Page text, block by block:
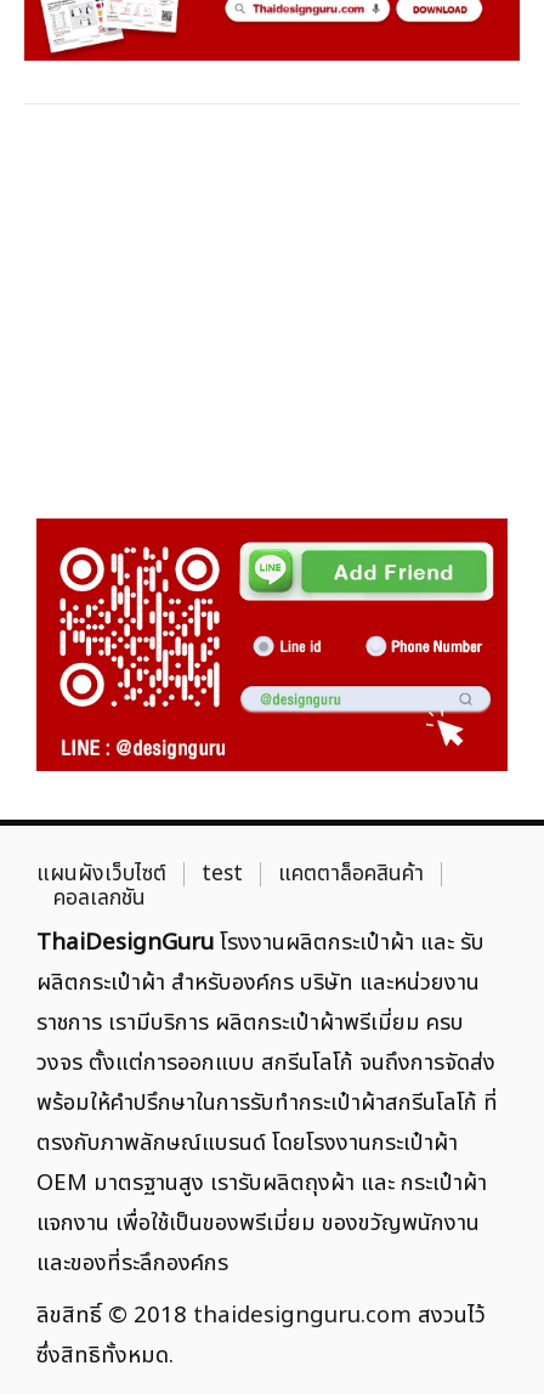
แผนผังเว็บไซต์ test แคตตาล็อคสินค้า
คอลเลกชัน
ThaiDesignGuruโรงงานผลิตกระเป๋าผ้า และ รับ
ผลิตกระเป๋าผ้า สำหรับองค์กร บริษัท และหน่วยงาน
ราชการ เรามีบริการ ผลิตกระเป๋าผ้าพรีเมี่ยม ครบ
วงจร ตั้งแต่การออกแบบ สกรีนโลโก้ จนถึงการจัดส่ง
พร้อมให้คำปรึกษาในการรับทำกระเป๋าผ้าสกรีนโลโก้ ที่
ตรงกับภาพลักษณ์แบรนด์ โดยโรงงานกระเป๋าผ้า
OEM มาตรฐานสูง เรารับผลิตถุงผ้า และ กระเป๋าผ้า
แจกงาน เพื่อใช้เป็นของพรีเมี่ยม ของขวัญพนักงาน
และของที่ระลึกองค์กร
ลิขสิทธิ์ © 2018 thaidesignguru.com สงวนไว้
ซึ่งสิทธิทั้งหมด.